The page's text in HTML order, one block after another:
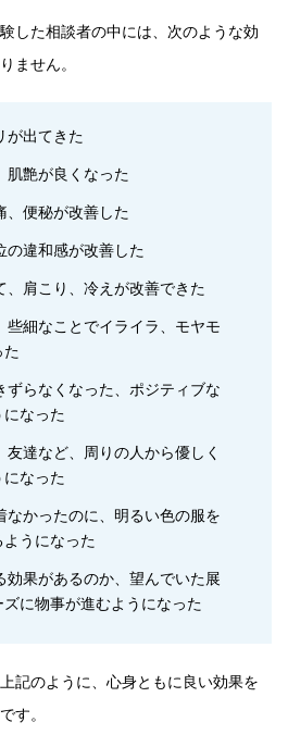
した相談者の中には、次のような効
ません。
が出てきた
肌艶が良くなった
、便秘が改善した
の違和感が改善した
、肩こり、冷えが改善できた
些細なことでイライラ、モヤモ
た
ずらなくなった、ポジティブな
なった
友達など、周りの人から優しく
になった
なかったのに、明るい色の服を
うになった
効果があるのか、望んでいた展
に物事が進むようになった
記のように、心身ともに良い効果を
す。